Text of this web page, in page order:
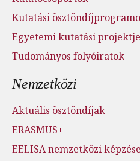
Kutatási
Egyetemi kutatási
Tudományos folyóiratok
Nemzetközi
Aktuális ösztöndíjak
ERASMUS+
EELISA nemzetközi